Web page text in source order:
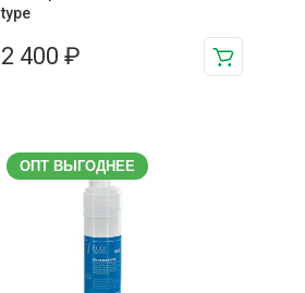
type
2 400 ₽
ОПТ ВЫГОДНЕЕ